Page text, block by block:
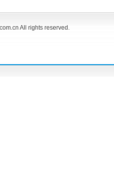
All rights reserved.